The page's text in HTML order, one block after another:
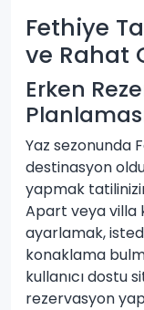
Fethiye
ve Rahat
Erken
Yaz sezonunda
destinasyon
yapmak
Apart veya villa
ayarlamak,
konaklama
kullanıcı dostu
rezervasyon